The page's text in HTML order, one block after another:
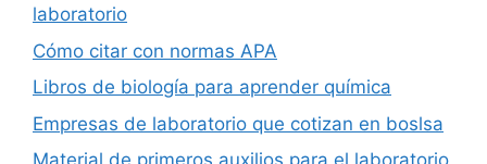
laboratorio
Cómo citar con normas APA
Libros de biología para aprender química
Empresas de laboratorio que cotizan en boslsa